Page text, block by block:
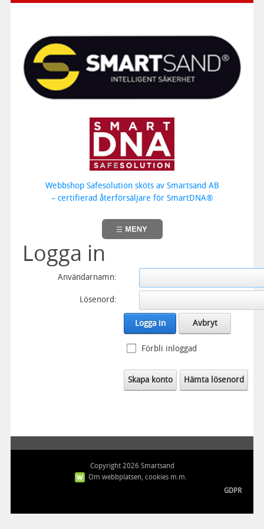
Webbshop Safesolution sköts av Smartsand AB
– certifierad återförsäljare för SmartDNA®
Logga in
Användarnamn:
Lösenord:
Logga in Avbryt
Förbli inloggad
Skapa konto Hämta lösenord
Copyright 2026 Smartsand
Om webbplatsen, cookies m.m.
GDPR